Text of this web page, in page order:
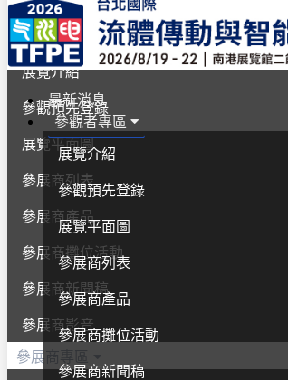
最新消息
參觀者專區
展覽介紹
參觀預先登錄
展覽平面圖
參展商列表
參展商產品
參展商攤位活動
參展商新聞稿
最新消息
參觀者專區
展覽介紹
參觀預先登錄
展覽平面圖
參展商列表
參展商產品
參展商攤位活動
參展商新聞稿
參展商影音
參展商專區